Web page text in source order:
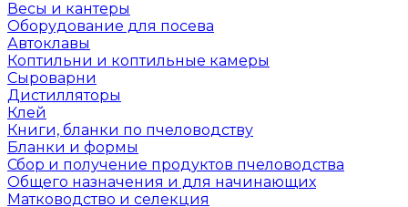
Весы и кантеры
Оборудование для посева
Автоклавы
Коптильни и коптильные камеры
Сыроварни
Дистилляторы
Клей
Книги, бланки по пчеловодству
Бланки и формы
Сбор и получение продуктов пчеловодства
Общего назначения и для начинающих
Матководство и селекция